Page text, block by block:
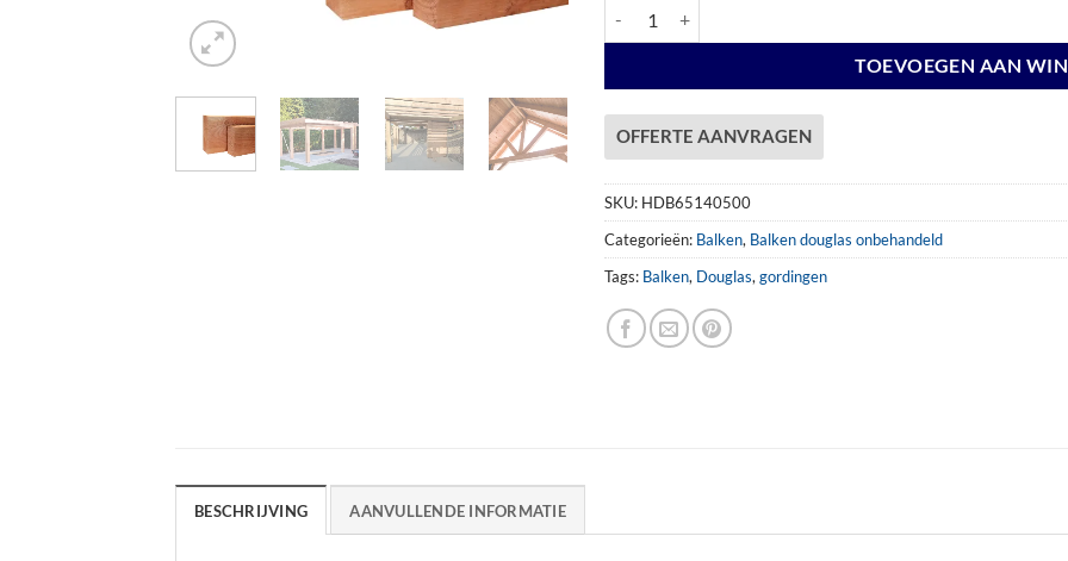
TOEVOEGEN AAN
OFFERTE AANVRAGEN
SKU: HDB65140500
Categorieën: Balken, Balken douglas onbehandeld
Tags: Balken, Douglas, gordingen
BESCHRIJVING AANVULLENDE INFORMATIE